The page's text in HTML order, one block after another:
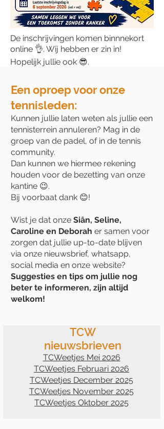
De inschrijvingen komen binnnekort
online 👌. Wij hebben er zin in!
Hopelijk jullie ook 😎.
Een oproep voor onze
tennisleden:
Kunnen jullie laten weten als jullie een
tennisterrein annuleren? Mag in de
groep van de padel, of in de tennis
community.
Dan kunnen we hiermee rekening
houden voor de bezetting van onze
kantine 😉.
Bij voorbaat dank 😊!
Wist je dat onze Siân, Seline,
Caroline en Deborah er samen voor
zorgen dat jullie up-to-date blijven
via onze nieuwsbrief, whatsapp,
social media en onze website?
Suggesties en tips om jullie nog
beter te informeren, zijn altijd
welkom!
TCWeetjes Mei 2026
TCWeetjes Februari 2026
TCWeetjes December 2025
TCWeetjes November 2025
TCWeetjes Oktober 2025
TCW
nieuwsbrieven